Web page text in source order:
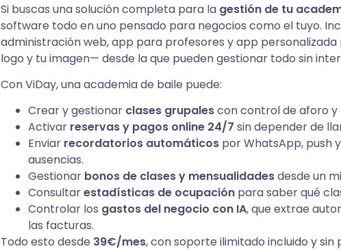
Si buscas una solución completa para la gestión de tu
software todo en uno pensado para negocios como el tuyo.
administración web, app para profesores y app
logo y tu imagen— desde la que pueden gestionar todo sin
Con ViDay, una academia de baile puede:
Crear y gestionar clases grupalescon control de aforo y
Activar reservas y pagos online 24/7 sin depender de
Enviar recordatorios automáticospor WhatsApp, push
ausencias.
Gestionar bonos de clases y mensualidadesdesde un
Consultarestadísticas de ocupaciónpara saber qué
Controlar los gastos del negocio con IA, que extrae
las facturas.
Todo esto desde 39€/mes, con soporte ilimitado incluido y sin